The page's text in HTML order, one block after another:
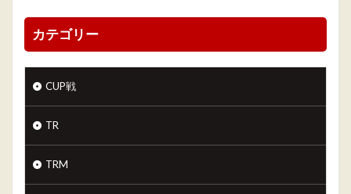
カテゴリー
CUP戦
TR
TRM